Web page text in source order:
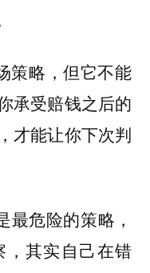
策略，但它不能
承受赔钱之后的
才能让你下次判
最危险的策略，
其实自己在错